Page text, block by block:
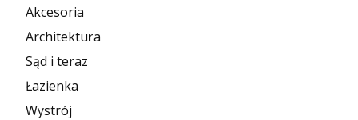
Akcesoria
Architektura
Sąd i teraz
Łazienka
Wystrój